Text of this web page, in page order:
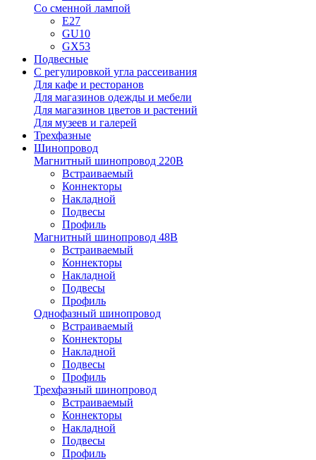
Со сменной лампой
E27
GU10
GX53
Подвесные
С регулировкой угла рассеивания
Для кафе и ресторанов
Для магазинов одежды и мебели
Для магазинов цветов и растений
Для музеев и галерей
Трехфазные
Шинопровод
Магнитный шинопровод 220В
Встраиваемый
Коннекторы
Накладной
Подвесы
Профиль
Магнитный шинопровод 48В
Встраиваемый
Коннекторы
Накладной
Подвесы
Профиль
Однофазный шинопровод
Встраиваемый
Коннекторы
Накладной
Подвесы
Профиль
Трехфазный шинопровод
Встраиваемый
Коннекторы
Накладной
Подвесы
Профиль